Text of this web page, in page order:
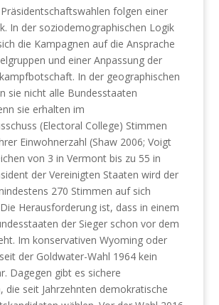
folgen einer
In der soziodemographischen Logik
die Kampagnen auf die Ansprache
und einer Anpassung der
In der geographischen
sie nicht alle Bundesstaaten
sie erhalten im
(Electoral College) Stimmen
Einwohnerzahl (Shaw 2006; Voigt
von 3 in Vermont bis zu 55 in
der Vereinigten Staaten wird der
270 Stimmen auf sich
Herausforderung ist, dass in einem
der Sieger schon vor dem
Im konservativen Wyoming oder
der Goldwater-Wahl 1964 kein
Dagegen gibt es sichere
die seit Jahrzehnten demokratische